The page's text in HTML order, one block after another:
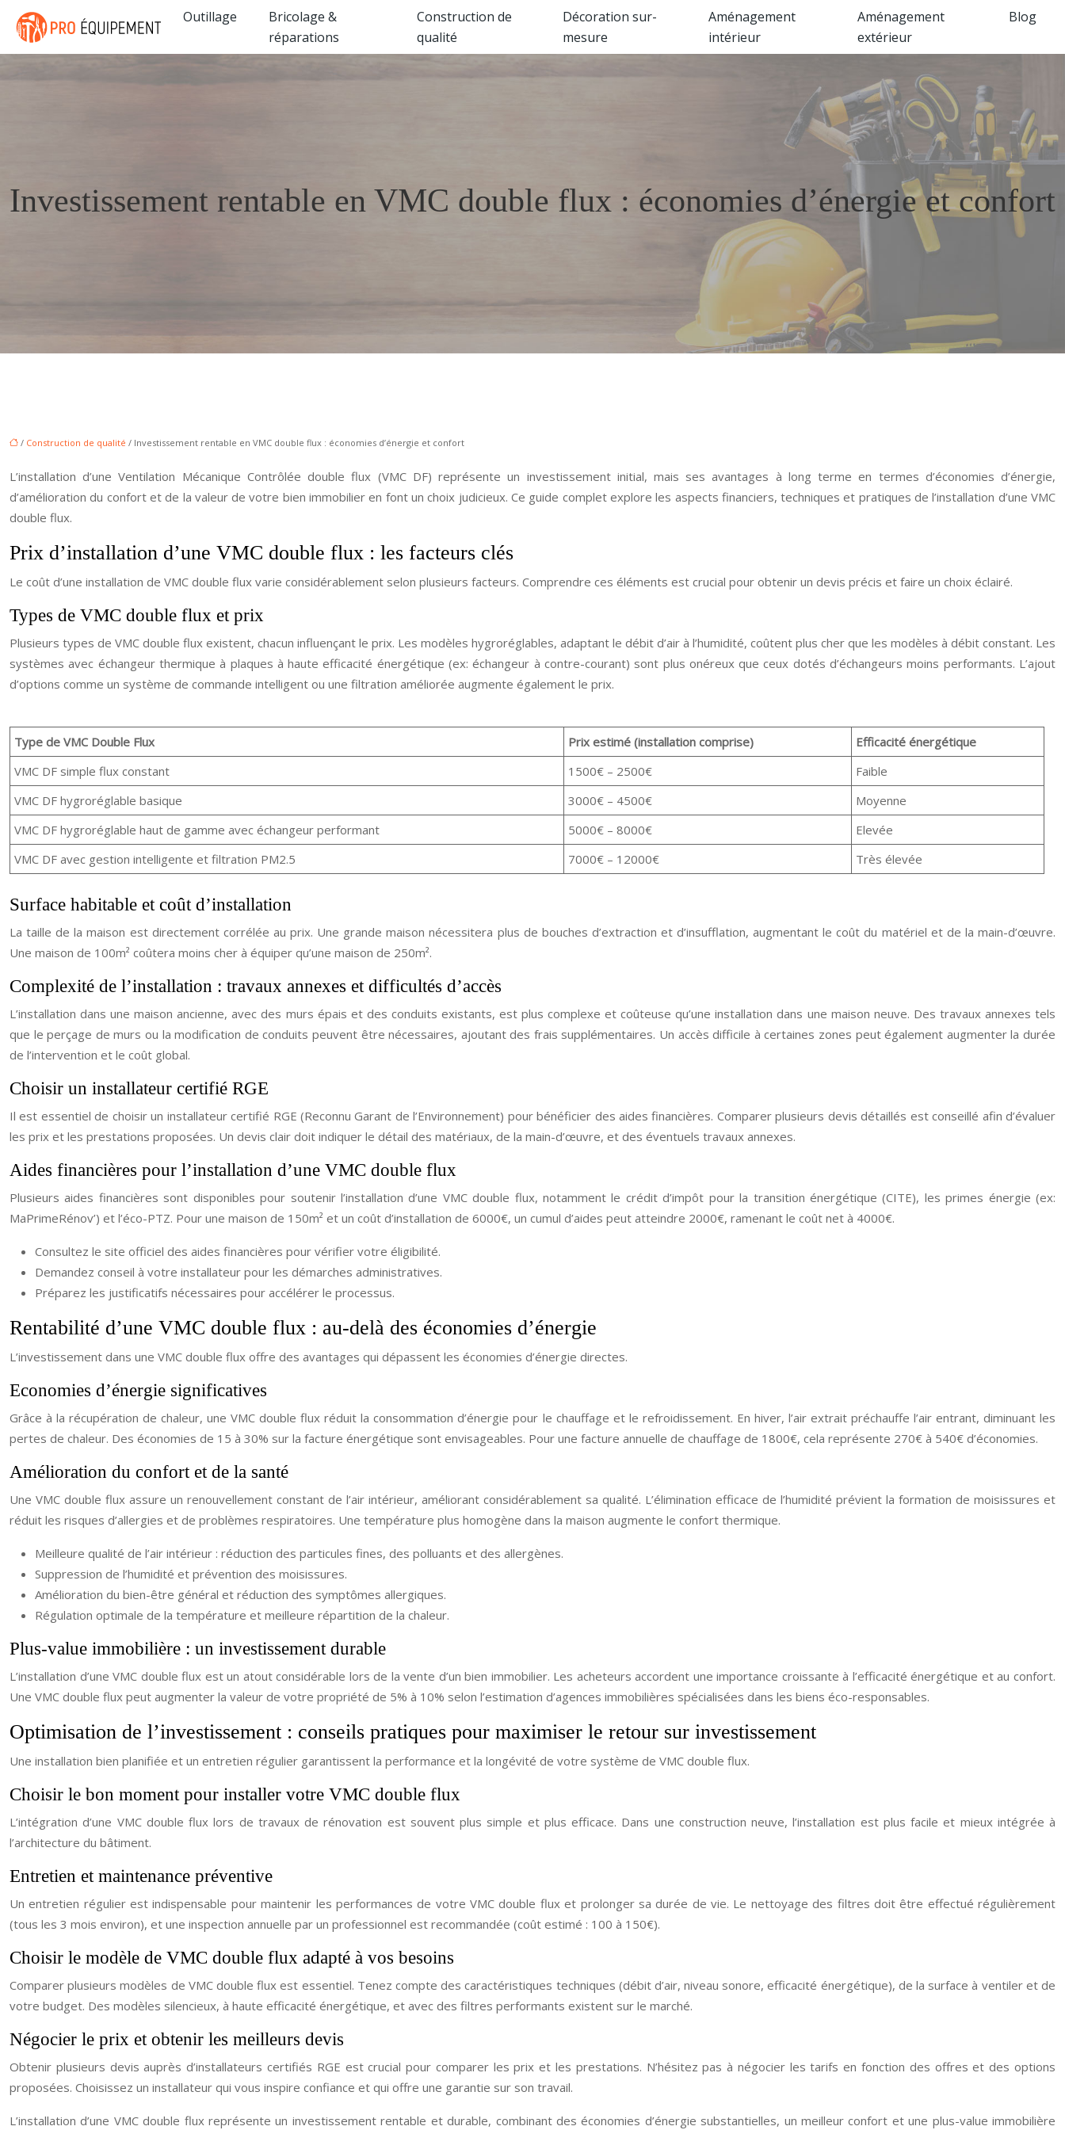
Outillage
Bricolage &
réparations
Construction de
qualité
Décoration sur-
mesure
Aménagement
intérieur
Aménagement
extérieur
Blog
Investissement rentable en VMC double flux : économies d’énergie et confort
/ Construction de qualité / Investissement rentable en VMC double flux : économies d’énergie et confort
L’installation d’une Ventilation Mécanique Contrôlée double flux (VMC DF) représente un investissement initial, mais ses avantages à long terme en termes d’économies d’énergie,
d’amélioration du confort et de la valeur de votre bien immobilier en font un choix judicieux. Ce guide complet explore les aspects financiers, techniques et pratiques de l’installation d’une VMC
double flux.
Prix d’installation d’une VMC double flux : les facteurs clés
Le coût d’une installation de VMC double flux varie considérablement selon plusieurs facteurs. Comprendre ces éléments est crucial pour obtenir un devis précis et faire un choix éclairé.
Types de VMC double flux et prix
Plusieurs types de VMC double flux existent, chacun influençant le prix. Les modèles hygroréglables, adaptant le débit d’air à l’humidité, coûtent plus cher que les modèles à débit constant. Les
systèmes avec échangeur thermique à plaques à haute efficacité énergétique (ex: échangeur à contre-courant) sont plus onéreux que ceux dotés d’échangeurs moins performants. L’ajout
d’options comme un système de commande intelligent ou une filtration améliorée augmente également le prix.
Type de VMC Double Flux Prix estimé (installation comprise)
Efficacité énergétique
VMC DF simple flux constant
1500€ – 2500€
Faible
VMC DF hygroréglable basique
3000€ – 4500€
Moyenne
VMC DF hygroréglable haut de gamme avec échangeur performant
5000€ – 8000€
Elevée
VMC DF avec gestion intelligente et filtration PM2.5
7000€ – 12000€ Très élevée
Surface habitable et coût d’installation
La taille de la maison est directement corrélée au prix. Une grande maison nécessitera plus de bouches d’extraction et d’insufflation, augmentant le coût du matériel et de la main-d’œuvre.
Une maison de 100m² coûtera moins cher à équiper qu’une maison de 250m².
Complexité de l’installation : travaux annexes et difficultés d’accès
L’installation dans une maison ancienne, avec des murs épais et des conduits existants, est plus complexe et coûteuse qu’une installation dans une maison neuve. Des travaux annexes tels
que le perçage de murs ou la modification de conduits peuvent être nécessaires, ajoutant des frais supplémentaires. Un accès difficile à certaines zones peut également augmenter la durée
de l’intervention et le coût global.
Choisir un installateur certifié RGE
Il est essentiel de choisir un installateur certifié RGE (Reconnu Garant de l’Environnement) pour bénéficier des aides financières. Comparer plusieurs devis détaillés est conseillé afin d’évaluer
les prix et les prestations proposées. Un devis clair doit indiquer le détail des matériaux, de la main-d’œuvre, et des éventuels travaux annexes.
Aides financières pour l’installation d’une VMC double flux
Plusieurs aides financières sont disponibles pour soutenir l’installation d’une VMC double flux, notamment le crédit d’impôt pour la transition énergétique (CITE), les primes énergie (ex:
MaPrimeRénov’) et l’éco-PTZ. Pour une maison de 150m² et un coût d’installation de 6000€, un cumul d’aides peut atteindre 2000€, ramenant le coût net à 4000€.
Consultez le site officiel des aides financières pour vérifier votre éligibilité.
Demandez conseil à votre installateur pour les démarches administratives.
Préparez les justificatifs nécessaires pour accélérer le processus.
Rentabilité d’une VMC double flux : au-delà des économies d’énergie
L’investissement dans une VMC double flux offre des avantages qui dépassent les économies d’énergie directes.
Economies d’énergie significatives
Grâce à la récupération de chaleur, une VMC double flux réduit la consommation d’énergie pour le chauffage et le refroidissement. En hiver, l’air extrait préchauffe l’air entrant, diminuant les
pertes de chaleur. Des économies de 15 à 30% sur la facture énergétique sont envisageables. Pour une facture annuelle de chauffage de 1800€, cela représente 270€ à 540€ d’économies.
Amélioration du confort et de la santé
Une VMC double flux assure un renouvellement constant de l’air intérieur, améliorant considérablement sa qualité. L’élimination efficace de l’humidité prévient la formation de moisissures et
réduit les risques d’allergies et de problèmes respiratoires. Une température plus homogène dans la maison augmente le confort thermique.
Meilleure qualité de l’air intérieur : réduction des particules fines, des polluants et des allergènes.
Suppression de l’humidité et prévention des moisissures.
Amélioration du bien-être général et réduction des symptômes allergiques.
Régulation optimale de la température et meilleure répartition de la chaleur.
Plus-value immobilière : un investissement durable
L’installation d’une VMC double flux est un atout considérable lors de la vente d’un bien immobilier. Les acheteurs accordent une importance croissante à l’efficacité énergétique et au confort.
Une VMC double flux peut augmenter la valeur de votre propriété de 5% à 10% selon l’estimation d’agences immobilières spécialisées dans les biens éco-responsables.
Optimisation de l’investissement : conseils pratiques pour maximiser le retour sur investissement
Une installation bien planifiée et un entretien régulier garantissent la performance et la longévité de votre système de VMC double flux.
Choisir le bon moment pour installer votre VMC double flux
L’intégration d’une VMC double flux lors de travaux de rénovation est souvent plus simple et plus efficace. Dans une construction neuve, l’installation est plus facile et mieux intégrée à
l’architecture du bâtiment.
Entretien et maintenance préventive
Un entretien régulier est indispensable pour maintenir les performances de votre VMC double flux et prolonger sa durée de vie. Le nettoyage des filtres doit être effectué régulièrement
(tous les 3 mois environ), et une inspection annuelle par un professionnel est recommandée (coût estimé : 100 à 150€).
Choisir le modèle de VMC double flux adapté à vos besoins
Comparer plusieurs modèles de VMC double flux est essentiel. Tenez compte des caractéristiques techniques (débit d’air, niveau sonore, efficacité énergétique), de la surface à ventiler et de
votre budget. Des modèles silencieux, à haute efficacité énergétique, et avec des filtres performants existent sur le marché.
Négocier le prix et obtenir les meilleurs devis
Obtenir plusieurs devis auprès d’installateurs certifiés RGE est crucial pour comparer les prix et les prestations. N’hésitez pas à négocier les tarifs en fonction des offres et des options
proposées. Choisissez un installateur qui vous inspire confiance et qui offre une garantie sur son travail.
L’installation d’une VMC double flux représente un investissement rentable et durable, combinant des économies d’énergie substantielles, un meilleur confort et une plus-value immobilière